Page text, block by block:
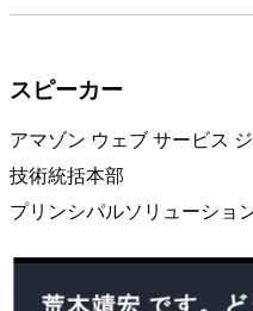
スピーカー
アマゾン ウェブ サービス
技術統括本部
プリンシパルソリューショ